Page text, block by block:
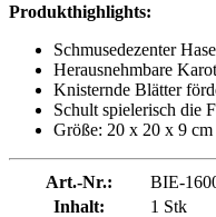
Produkthighlights:
Schmusedezenter
Herausnehmbare
Knisternde Blätter
Schult spielerisch die
Größe: 20 x 20 x 9 cm
Art.-Nr.:
BIE-
Inhalt:
1 Stk